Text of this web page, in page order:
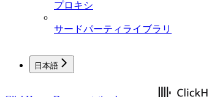
プロキシ
サードパーティライブラリ
日本語